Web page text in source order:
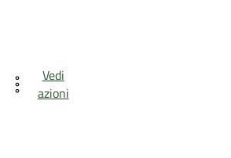
Vedi
azioni